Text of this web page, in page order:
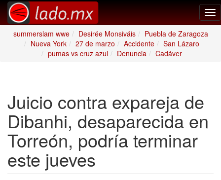
summerslam wwe
Desirée Monsiváis
Puebla de Zaragoza
Nueva York
27 de marzo Accidente
San Lázaro
pumas vs cruz azul
Denuncia Cadáver
Juicio contra expareja de
Dibanhi, desaparecida en
Torreón, podría terminar
este jueves